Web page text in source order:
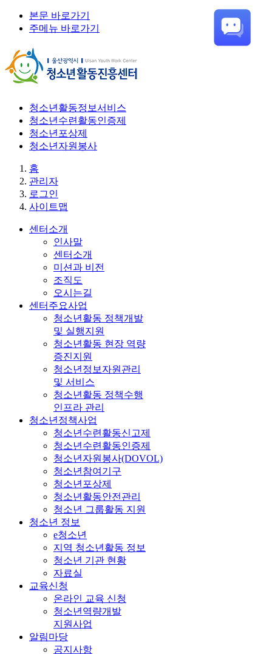
본문 바로가기
주메뉴 바로가기
청소년활동정보서비스
청소년수련활동인증제
청소년포상제
청소년자원봉사
홈
관리자
로그인
사이트맵
센터소개
인사말
센터소개
미션과 비전
조직도
오시는길
센터주요사업
청소년활동 정책개발
및 실행지원
청소년활동 현장 역량
증진지원
청소년정보자원관리
및 서비스
청소년활동 정책수행
인프라 관리
청소년정책사업
청소년수련활동신고제
청소년수련활동인증제
청소년자원봉사(DOVOL)
청소년참여기구
청소년포상제
청소년활동안전관리
청소년 그룹활동 지원
청소년 정보
e청소년
지역 청소년활동 정보
청소년 기관 현황
자료실
교육신청
온라인 교육 신청
청소년역량개발
지원사업
알림마당
공지사항